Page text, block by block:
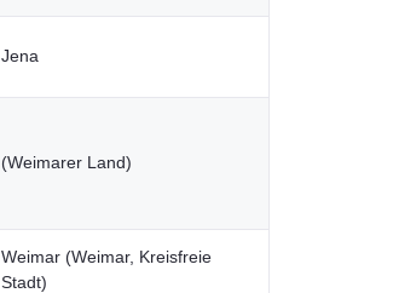
Jena
(Weimarer Land)
Weimar (Weimar, Kreisfreie
Stadt)